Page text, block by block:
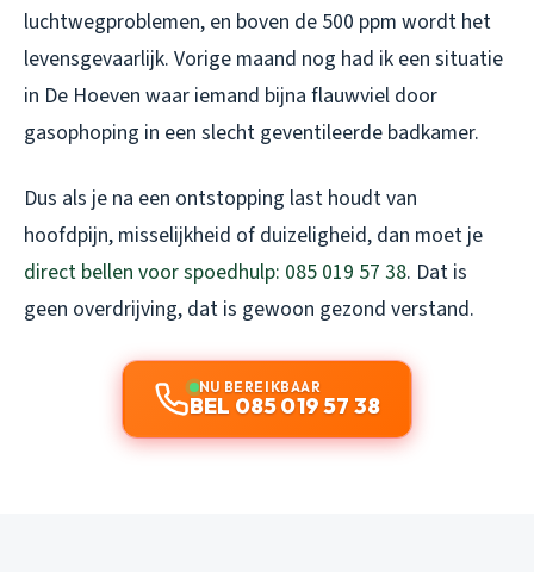
luchtwegproblemen, en boven de 500 ppm wordt het
levensgevaarlijk. Vorige maand nog had ik een situatie
in De Hoeven waar iemand bijna flauwviel door
gasophoping in een slecht geventileerde badkamer.
Dus als je na een ontstopping last houdt van
hoofdpijn, misselijkheid of duizeligheid, dan moet je
direct bellen voor spoedhulp: 085 019 57 38. Dat is
geen overdrijving, dat is gewoon gezond verstand.
NU BEREIKBAAR
BEL 085 019 57 38